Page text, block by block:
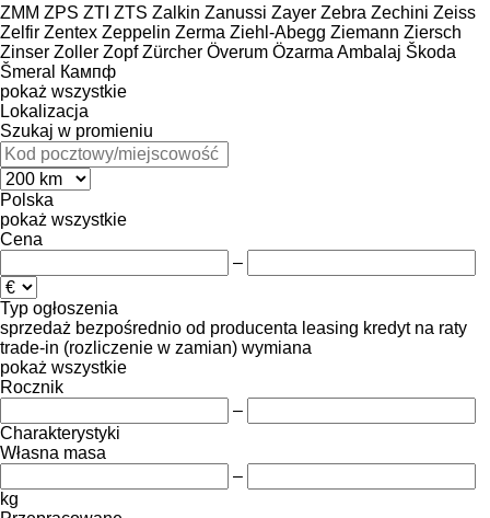
ZMM ZPS ZTI ZTS Zalkin Zanussi Zayer Zebra Zechini Zeiss
Zelfir Zentex Zeppelin Zerma Ziehl-Abegg Ziemann Ziersch
Zinser Zoller Zopf Zürcher Överum Özarma Ambalaj Škoda
Šmeral
Кампф
pokaż wszystkie
Lokalizacja
Szukaj w promieniu
Polska
pokaż wszystkie
Cena
–
Typ ogłoszenia
sprzedaż bezpośrednio od producenta leasing kredyt na raty
trade-in (rozliczenie w zamian) wymiana
pokaż wszystkie
Rocznik
–
Charakterystyki
Własna masa
–
kg